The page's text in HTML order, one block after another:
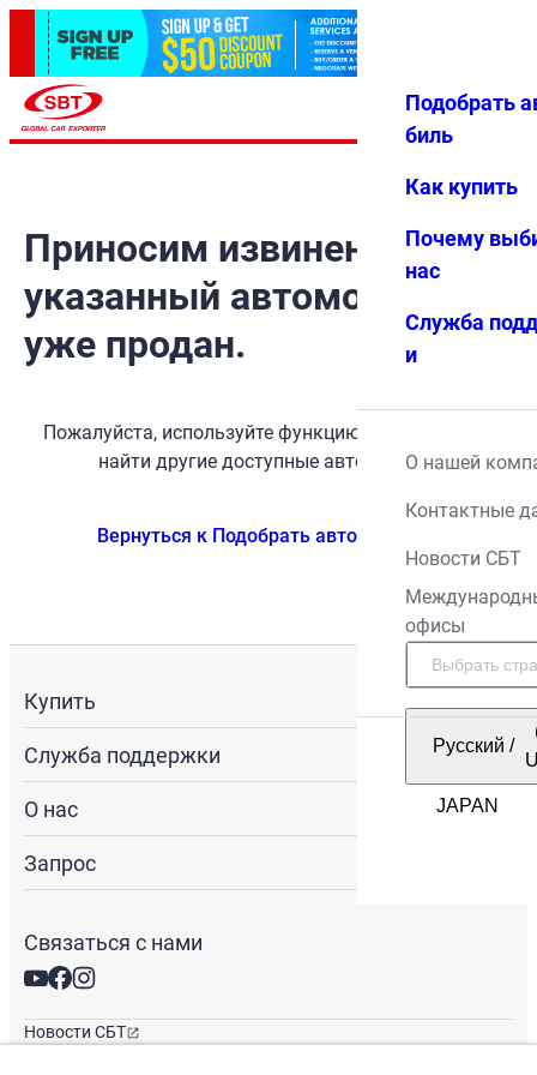
Избранн
Меню
Подобрать
биль
Как купить
Почему
нас
Служба
и
О нашей
Контактные
Новости СБТ
офисы
Русский /
Приносим извинения, но
указанный автомобиль
уже продан.
Пожалуйста, используйте функцию поиска, чтобы
найти другие доступные автомобили.
Вернуться к Подобрать автомобиль
Купить
Служба поддержки
О нас
Запрос
Связаться с нами
Новости СБТ